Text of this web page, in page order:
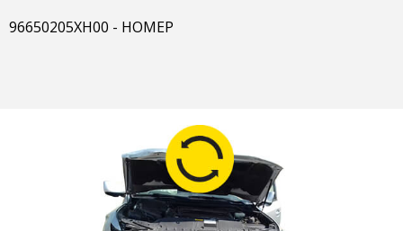
96650205XH00 - НОМЕР